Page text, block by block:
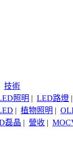
技術
照明 | LED路燈 |
| 植物照明 |
磊晶 | 營收 |